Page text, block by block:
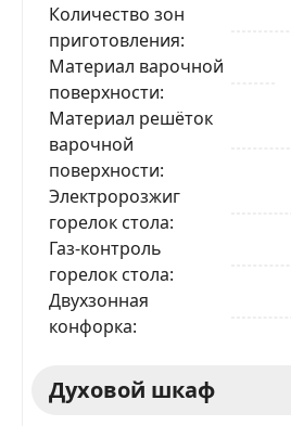
Количество зон
приготовления
Материал варочной
поверхности
Материал решёток
варочной
поверхности
Электророзжиг
горелок стола
Газ-контроль
горелок стола
Двухзонная
конфорка
Духовой шкаф